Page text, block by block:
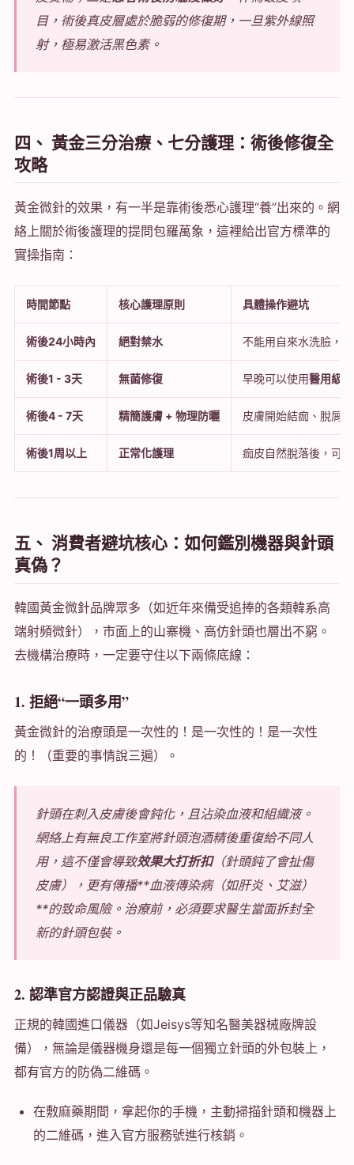
目，術後真皮層處於脆弱的修復期，一旦紫外線照
射，極易激活黑色素。
四、 黃金三分治療、七分護理：術後修復全
攻略
黃金微針的效果，有一半是靠術後悉心護理“養”出來的。網
絡上關於術後護理的提問包羅萬象，這裡給出官方標準的
實操指南：
時間節點 核心護理原則 具體操作避坑
術後24小時內 絕對禁水 不能用自來水洗臉，
術後1 - 3天 無菌修復 早晚可以使用醫用級
術後4 - 7天 精簡護膚 + 物理防曬 皮膚開始結痂、脫屑
術後1周以上 正常化護理 痂皮自然脫落後，可
五、 消費者避坑核心：如何鑑別機器與針頭
真偽？
韓國黃金微針品牌眾多（如近年來備受追捧的各類韓系高
端射頻微針），市面上的山寨機、高仿針頭也層出不窮。
去機構治療時，一定要守住以下兩條底線：
1. 拒絕“一頭多用”
黃金微針的治療頭是一次性的！是一次性的！是一次性
的！（重要的事情說三遍）。
針頭在刺入皮膚後會鈍化，且沾染血液和組織液。
網絡上有無良工作室將針頭泡酒精後重復給不同人
用，這不僅會導致效果大打折扣（針頭鈍了會扯傷
皮膚），更有傳播**血液傳染病（如肝炎、艾滋）
**的致命風險。治療前，必須要求醫生當面拆封全
新的針頭包裝。
2. 認準官方認證與正品驗真
正規的韓國進口儀器（如Jeisys等知名醫美器械廠牌設
備），無論是儀器機身還是每一個獨立針頭的外包裝上，
都有官方的防偽二維碼。
在敷麻藥期間，拿起你的手機，主動掃描針頭和機器上
的二維碼，進入官方服務號進行核銷。